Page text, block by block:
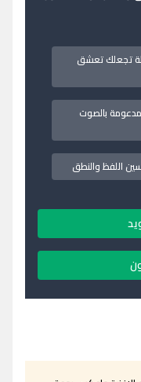
تجعلك تعشق
بالصوت